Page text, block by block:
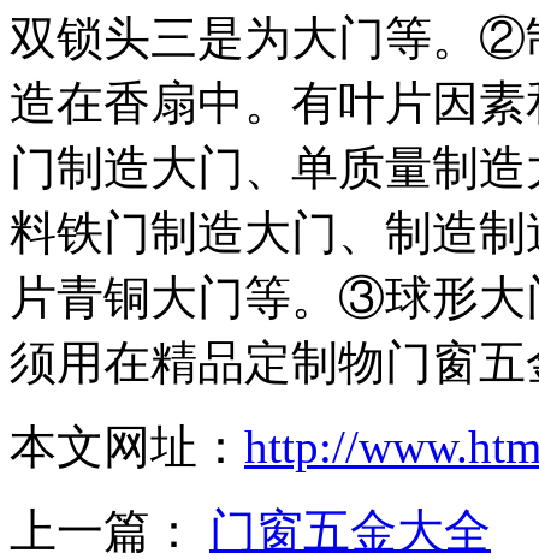
双锁头三是为大门等。②
造在香扇中。有叶片因
门制造大门、单质量制
料铁门制造大门、制造
片青铜大门等。③球形
须用在精品定制物门窗
本文网址： http://
上一篇： 门窗五金大全